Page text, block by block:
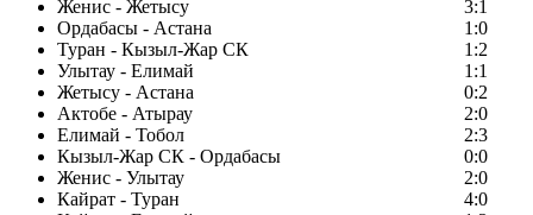
Женис - Жетысу
3:1
Ордабасы - Астана
1:0
Туран - Кызыл-Жар СК
1:2
Улытау - Елимай
1:1
Жетысу - Астана
0:2
Актобе - Атырау
2:0
Елимай - Тобол
2:3
Кызыл-Жар СК - Ордабасы
0:0
Женис - Улытау
2:0
Кайрат - Туран
4:0